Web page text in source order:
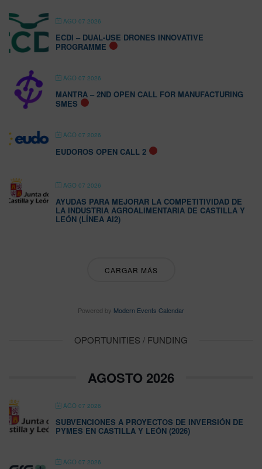
AGO 07 2026
ECDI – DUAL-USE DRONES INNOVATIVE
PROGRAMME
AGO 07 2026
MANTRA – 2ND OPEN CALL FOR MANUFACTURING
SMES
AGO 07 2026
EUDOROS OPEN CALL 2
AGO 07 2026
AYUDAS PARA MEJORAR LA COMPETITIVIDAD DE
LA INDUSTRIA AGROALIMENTARIA DE CASTILLA Y
LEÓN (LÍNEA AI2)
CARGAR MÁS
Powered by Modern Events Calendar
OPORTUNITIES / FUNDING
AGOSTO 2026
AGO 07 2026
SUBVENCIONES A PROYECTOS DE INVERSIÓN DE
PYMES EN CASTILLA Y LEÓN (2026)
AGO 07 2026